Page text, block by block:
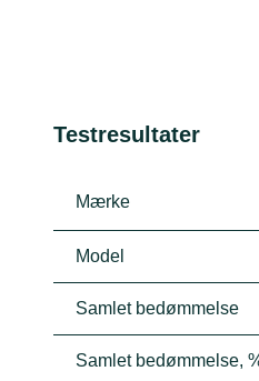
Testresultater
Mærke
Model
Samlet bedømmelse
Samlet bedømmelse,